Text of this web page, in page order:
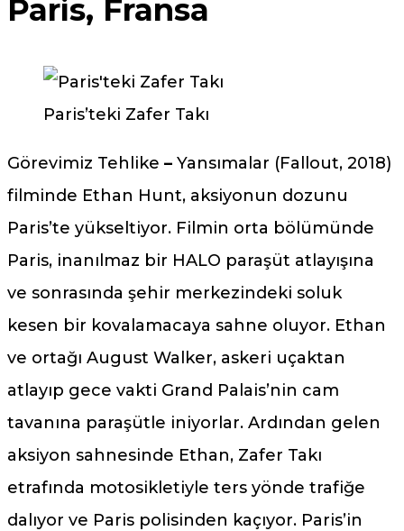
Paris, Fransa
Paris’teki Zafer Takı
Görevimiz Tehlike – Yansımalar (Fallout, 2018)
filminde Ethan Hunt, aksiyonun dozunu
Paris’te yükseltiyor. Filmin orta bölümünde
Paris, inanılmaz bir HALO paraşüt atlayışına
ve sonrasında şehir merkezindeki soluk
kesen bir kovalamacaya sahne oluyor. Ethan
ve ortağı August Walker, askeri uçaktan
atlayıp gece vakti Grand Palais’nin cam
tavanına paraşütle iniyorlar. Ardından gelen
aksiyon sahnesinde Ethan, Zafer Takı
etrafında motosikletiyle ters yönde trafiğe
dalıyor ve Paris polisinden kaçıyor. Paris’in